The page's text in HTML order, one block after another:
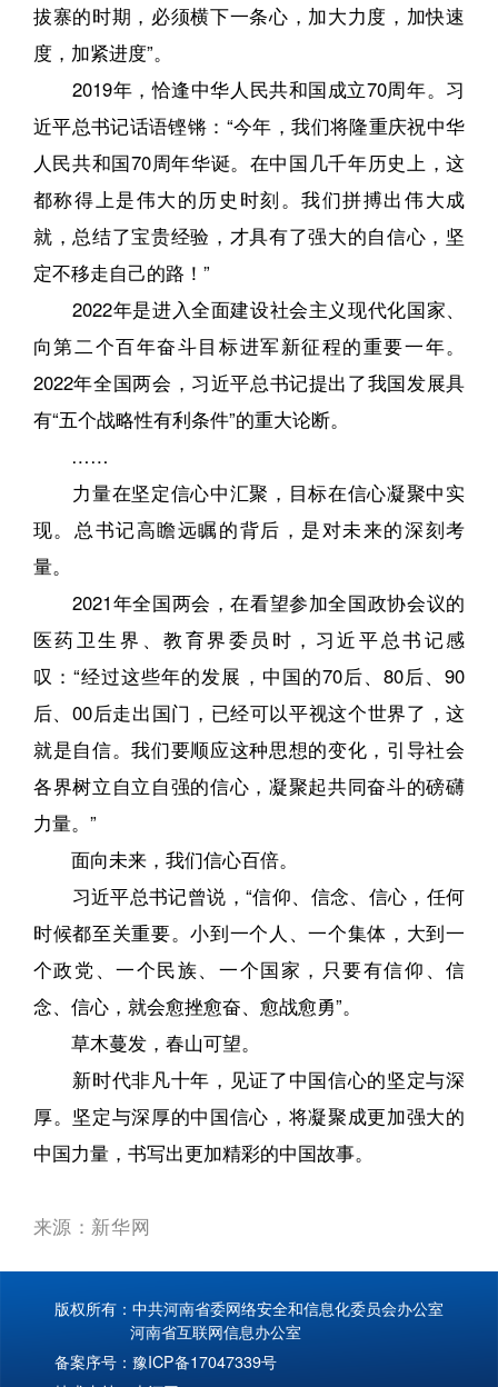
拔寨的时期，必须横下一条心，加大力度，加快速
度，加紧进度”。
2019年，恰逢中华人民共和国成立70周年。习
近平总书记话语铿锵：“今年，我们将隆重庆祝中华
人民共和国70周年华诞。在中国几千年历史上，这
都称得上是伟大的历史时刻。我们拼搏出伟大成
就，总结了宝贵经验，才具有了强大的自信心，坚
定不移走自己的路！”
2022年是进入全面建设社会主义现代化国家、
向第二个百年奋斗目标进军新征程的重要一年。
2022年全国两会，习近平总书记提出了我国发展具
有“五个战略性有利条件”的重大论断。
……
力量在坚定信心中汇聚，目标在信心凝聚中实
现。总书记高瞻远瞩的背后，是对未来的深刻考
量。
2021年全国两会，在看望参加全国政协会议的
医药卫生界、教育界委员时，习近平总书记感
叹：“经过这些年的发展，中国的70后、80后、90
后、00后走出国门，已经可以平视这个世界了，这
就是自信。我们要顺应这种思想的变化，引导社会
各界树立自立自强的信心，凝聚起共同奋斗的磅礴
力量。”
面向未来，我们信心百倍。
习近平总书记曾说，“信仰、信念、信心，任何
时候都至关重要。小到一个人、一个集体，大到一
个政党、一个民族、一个国家，只要有信仰、信
念、信心，就会愈挫愈奋、愈战愈勇”。
草木蔓发，春山可望。
新时代非凡十年，见证了中国信心的坚定与深
厚。坚定与深厚的中国信心，将凝聚成更加强大的
中国力量，书写出更加精彩的中国故事。
来源 ：新华网
版权所有：中共河南省委网络安全和信息化委员会办公室
河南省互联网信息办公室
备案序号： 豫ICP备17047339号